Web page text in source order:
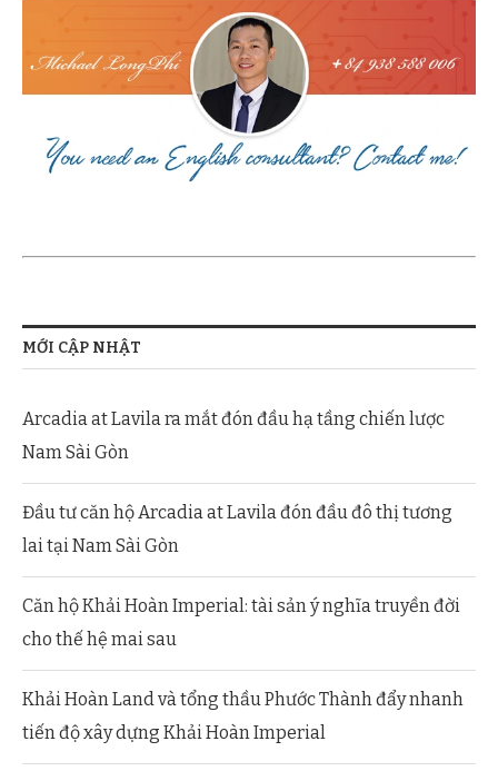
MỚI CẬP NHẬT
Arcadia at Lavila ra mắt đón đầu hạ tầng chiến lược
Nam Sài Gòn
Đầu tư căn hộ Arcadia at Lavila đón đầu đô thị tương
lai tại Nam Sài Gòn
Căn hộ Khải Hoàn Imperial: tài sản ý nghĩa truyền đời
cho thế hệ mai sau
Khải Hoàn Land và tổng thầu Phước Thành đẩy nhanh
tiến độ xây dựng Khải Hoàn Imperial